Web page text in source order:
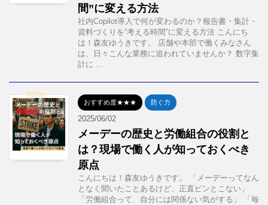
間”に変える方法
社内Copilot導入で何が変わるのか？報告書・集計・
資料づくりを“考える時間”に変える方法 こんにち
は！森友ゆうきです。 店舗や本部で働くみなさん
は、日々こんな業務に追われていませんか？ 数字集
計に ...
おすすめ度★★★ 防ぐ力
2025/06/02
メーデーの歴史と労働組合の役割と
は？現場で働く人が知っておくべき
原点
こんにちは！森友ゆうきです。 「メーデーってなん
となく聞いたことあるけど、正直ピンとこない」
「労働組合って、自分には関係ない気がする」 「毎